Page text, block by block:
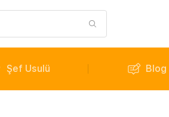
Şef Usulü Blog